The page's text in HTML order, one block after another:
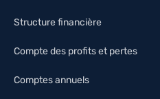
Structure financière
Compte des profits et pertes
Comptes annuels